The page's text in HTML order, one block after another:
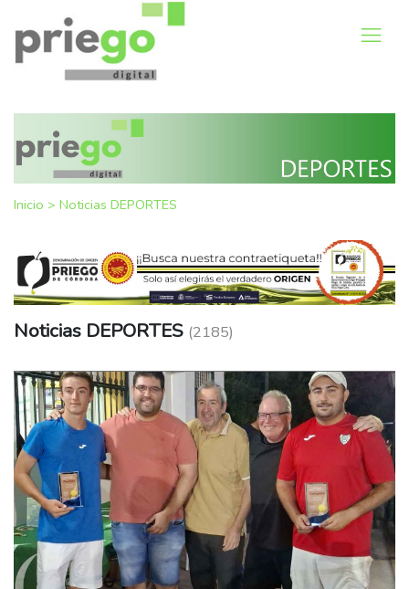
Inicio > Noticias DEPORTES
Noticias DEPORTES (2185)